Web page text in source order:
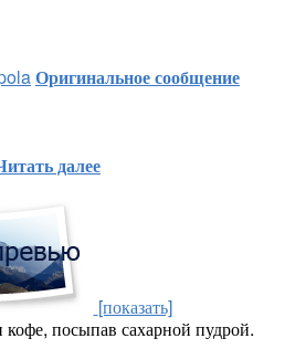
Оригинальное сообщение
далее
[показать]
посыпав сахарной пудрой.